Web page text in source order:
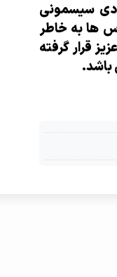
سیسمونی
ها به خاطر
قرار گرفته
باشد.